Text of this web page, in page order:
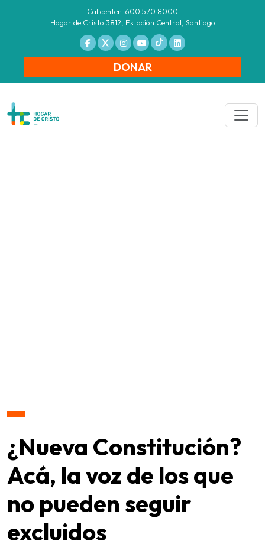
Callcenter: 600 570 8000
Hogar de Cristo 3812, Estación Central, Santiago
DONAR
¿Nueva Constitución?
Acá, la voz de los que
no pueden seguir
excluidos